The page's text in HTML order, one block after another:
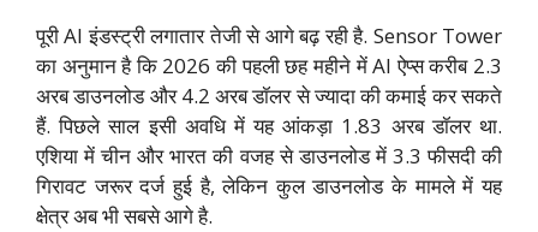
पूरी AI इंडस्ट्री लगातार तेजी से आगे बढ़ रही है. Sensor Tower
का अनुमान है कि 2026 की पहली छह महीने में AI ऐप्स करीब 2.3
अरब डाउनलोड और 4.2 अरब डॉलर से ज्यादा की कमाई कर सकते
हैं. पिछले साल इसी अवधि में यह आंकड़ा 1.83 अरब डॉलर था.
एशिया में चीन और भारत की वजह से डाउनलोड में 3.3 फीसदी की
गिरावट जरूर दर्ज हुई है, लेकिन कुल डाउनलोड के मामले में यह
क्षेत्र अब भी सबसे आगे है.